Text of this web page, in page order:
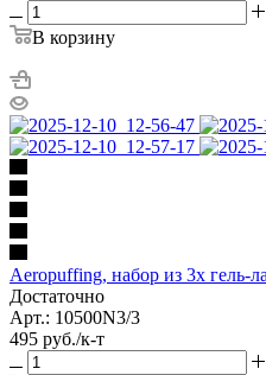
В корзину
Aeropuffing, набор из 3х гель-
Достаточно
Арт.: 10500N3/3
495 руб./к-т